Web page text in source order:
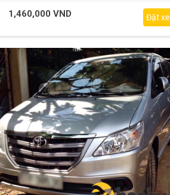
1,460,000 VND Đặt xe